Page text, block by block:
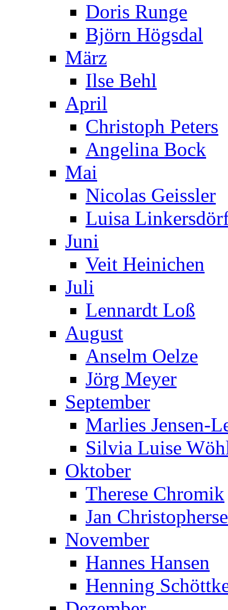
Doris Runge
Björn Högsdal
März
Ilse Behl
April
Christoph Peters
Angelina Bock
Mai
Nicolas Geissler
Luisa
Juni
Veit Heinichen
Juli
Lennardt Loß
August
Anselm Oelze
Jörg Meyer
September
Marlies Jensen-
Silvia Luise
Oktober
Therese Chromik
Jan
November
Hannes Hansen
Henning